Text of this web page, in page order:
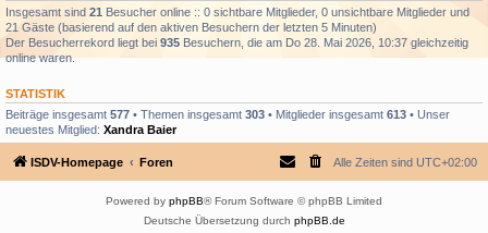
Insgesamt sind 21 Besucher online :: 0 sichtbare Mitglieder, 0 unsichtbare Mitglieder und
21 Gäste (basierend auf den aktiven Besuchern der letzten 5 Minuten)
Der Besucherrekord liegt bei 935 Besuchern, die am Do 28. Mai 2026, 10:37 gleichzeitig
online waren.
STATISTIK
Beiträge insgesamt 577 • Themen insgesamt 303 • Mitglieder insgesamt 613 • Unser
neuestes Mitglied: Xandra Baier
ISDV-Homepage Foren Alle Zeiten sind UTC+02:00
Powered by phpBB® Forum Software © phpBB Limited
Deutsche Übersetzung durch phpBB.de